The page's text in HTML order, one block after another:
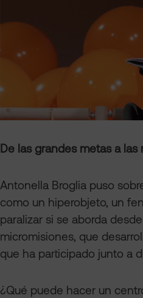
De las grandes metas a las
Antonella Broglia puso
como un hiperobjeto, un
paralizar si se aborda
micromisiones, que
que ha participado junto a
¿Qué puede hacer un